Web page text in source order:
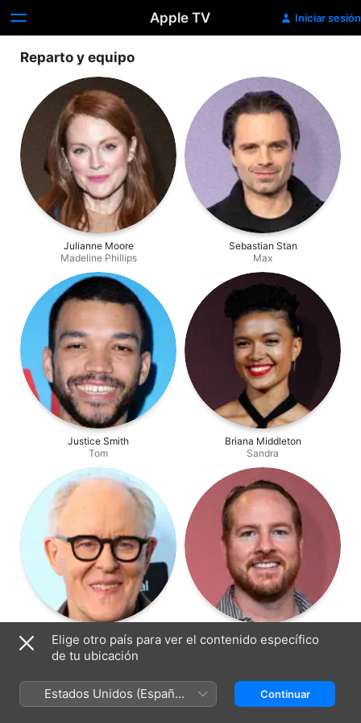
Apple TV Iniciar sesión
Reparto y equipo
Julianne Moore
Madeline Phillips
Sebastian Stan
Max
Justice Smith
Tom
Briana Middleton
Sandra
John Lithgow
Richard Hobbes
Darren Goldstein
Pat Braddock
Elige otro país para ver el contenido específico
de tu ubicación
Estados Unidos (Español
México)
Continuar